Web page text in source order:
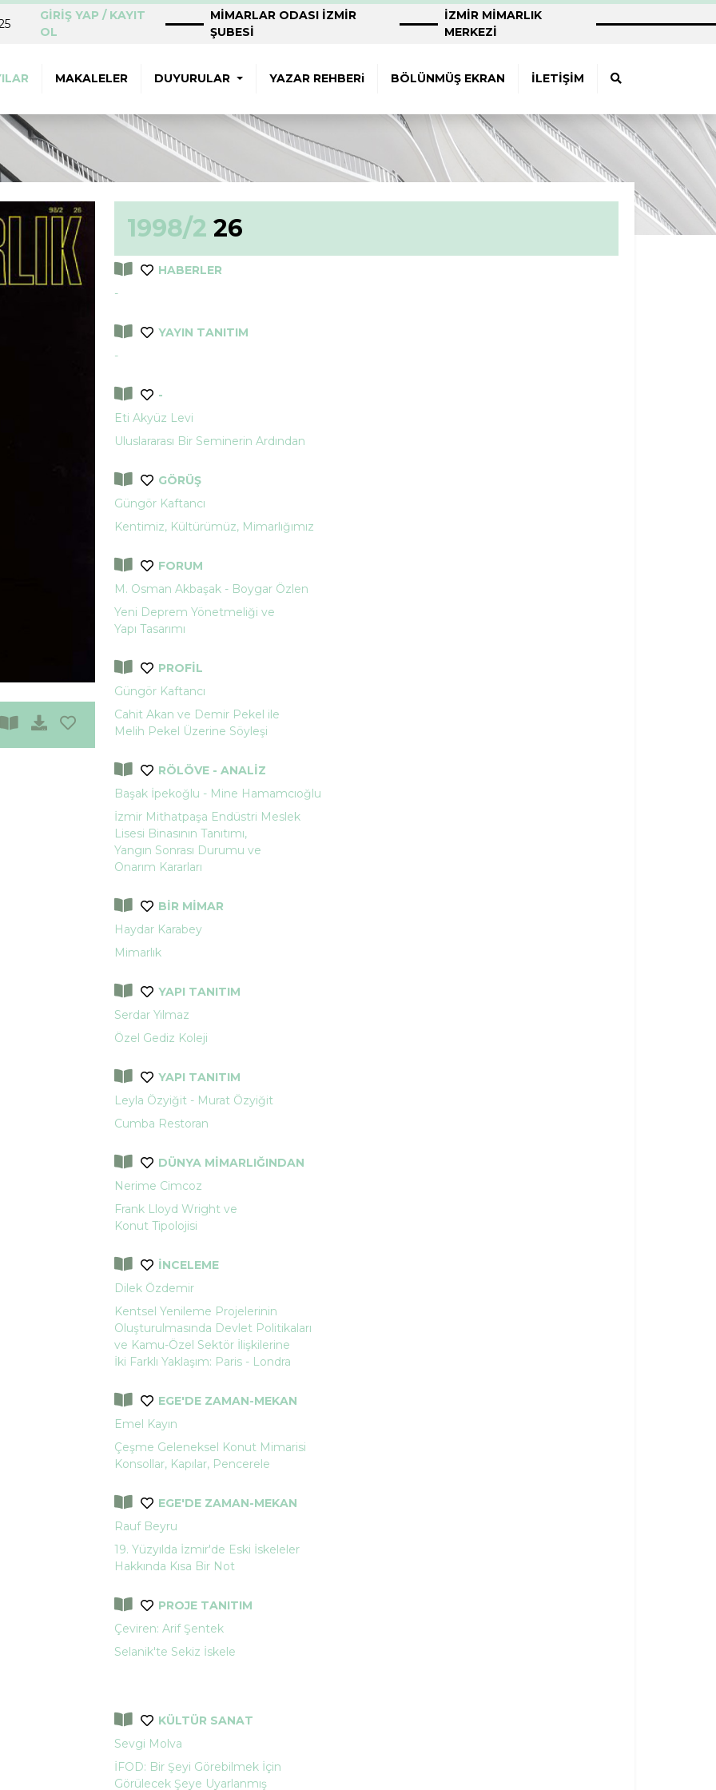
GİRİŞ YAP / KAYIT
OL
MİMARLAR ODASI İZMİR
ŞUBESİ
İZMİR MİMARLIK
MERKEZİ
MAKALELER DUYURULAR YAZAR REHBERi BÖLÜNMÜŞ EKRAN İLETİŞİM
1998/2 26
HABERLER
-
YAYIN TANITIM
-
-
Eti Akyüz Levi
Uluslararası Bir Seminerin Ardından
GÖRÜŞ
Güngör Kaftancı
Kentimiz, Kültürümüz, Mimarlığımız
FORUM
M. Osman Akbaşak - Boygar Özlen
Yeni Deprem Yönetmeliği ve
Yapı Tasarımı
PROFİL
Güngör Kaftancı
Cahit Akan ve Demir Pekel ile
Melih Pekel Üzerine Söyleşi
RÖLÖVE - ANALİZ
Başak İpekoğlu - Mine Hamamcıoğlu
İzmir Mithatpaşa Endüstri Meslek
Lisesi Binasının Tanıtımı,
Yangın Sonrası Durumu ve
Onarım Kararları
BİR MİMAR
Haydar Karabey
Mimarlık
YAPI TANITIM
Serdar Yılmaz
Özel Gediz Koleji
YAPI TANITIM
Leyla Özyiğit - Murat Özyiğit
Cumba Restoran
DÜNYA MİMARLIĞINDAN
Nerime Cimcoz
Frank Lloyd Wright ve
Konut Tipolojisi
İNCELEME
Dilek Özdemir
Kentsel Yenileme Projelerinin
Oluşturulmasında Devlet Politikaları
ve Kamu-Özel Sektör İlişkilerine
İki Farklı Yaklaşım: Paris - Londra
EGE'DE ZAMAN-MEKAN
Emel Kayın
Çeşme Geleneksel Konut Mimarisi
Konsollar, Kapılar, Pencerele
EGE'DE ZAMAN-MEKAN
Rauf Beyru
19. Yüzyılda İzmir'de Eski İskeleler
Hakkında Kısa Bir Not
PROJE TANITIM
Çeviren: Arif Şentek
Selanik'te Sekiz İskele
KÜLTÜR SANAT
Sevgi Molva
İFOD: Bir Şeyi Görebilmek İçin
Görülecek Şeye Uyarlanmış